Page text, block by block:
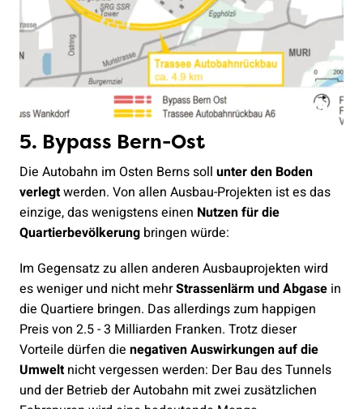
5. Bypass Bern-Ost
Die Autobahn im Osten Berns soll unter den Boden
verlegtwerden. Von allen Ausbau-Projekten ist es das
einzige, das wenigstens einen Nutzen für die
Quartierbevölkerung bringen würde:
Im Gegensatz zu allen anderen Ausbauprojekten wird
es weniger und nicht mehrStrassenlärm und Abgase in
die Quartiere bringen. Das allerdings zum happigen
Preis von 2.5 - 3 Milliarden Franken. Trotz dieser
Vorteile dürfen die negativen Auswirkungen auf die
Umweltnicht vergessen werden: Der Bau des Tunnels
und der Betrieb der Autobahn mit zwei zusätzlichen